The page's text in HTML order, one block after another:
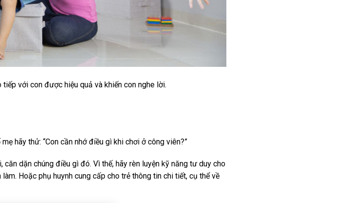
với con được hiệu quả và khiến con nghe lời.
hãy thử: “Con cần nhớ điều gì khi chơi ở công viên?”
dặn chúng điều gì đó. Vì thế, hãy rèn luyện kỹ năng tư duy cho
Hoặc phụ huynh cung cấp cho trẻ thông tin chi tiết, cụ thể về